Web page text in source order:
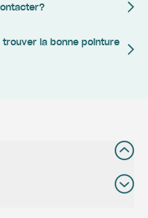
trouver la bonne pointure